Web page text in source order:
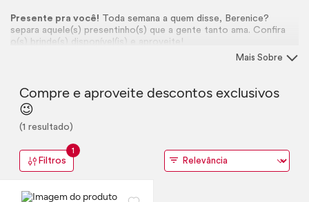
Presente pra você! Toda semana a quem disse, Berenice?
separa aquele(s) presentinho(s) que a gente tanto ama. Confira
o(s) brinde(s) disponível(is) e aproveite!
Mais Sobre
Compre e aproveite descontos exclusivos
😉
(1 resultado)
Filtros
1